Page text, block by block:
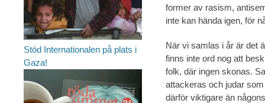
former av rasism,
inte kan hända igen, för
När vi samlas i år är det
finns inte ord nog att
folk, där ingen skonas.
attackeras och judar
därför viktigare än
Stöd Internationalen på plats i
Gaza!